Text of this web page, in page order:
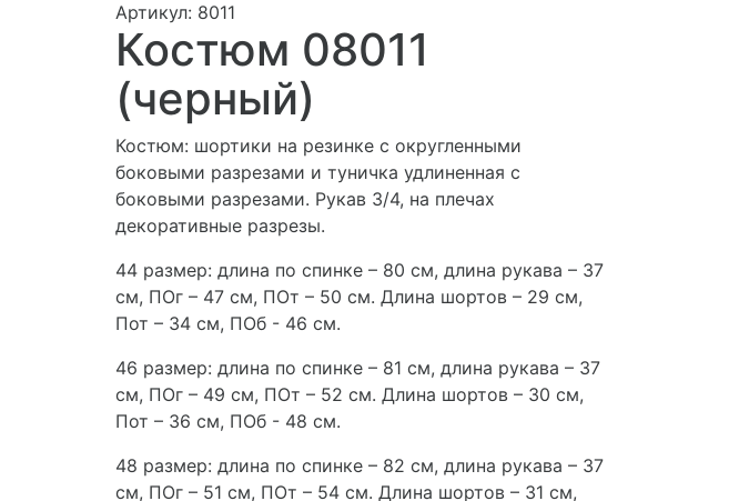
Артикул: 8011
Костюм 08011
(черный)
Костюм: шортики на резинке с округленными
боковыми разрезами и туничка удлиненная с
боковыми разрезами. Рукав 3/4, на плечах
декоративные разрезы.
44 размер: длина по спинке – 80 см, длина рукава – 37
см, ПОг – 47 см, ПОт – 50 см. Длина шортов – 29 см,
Пот – 34 см, ПОб - 46 см.
46 размер: длина по спинке – 81 см, длина рукава – 37
см, ПОг – 49 см, ПОт – 52 см. Длина шортов – 30 см,
Пот – 36 см, ПОб - 48 см.
48 размер: длина по спинке – 82 см, длина рукава – 37
см, ПОг – 51 см, ПОт – 54 см. Длина шортов – 31 см,